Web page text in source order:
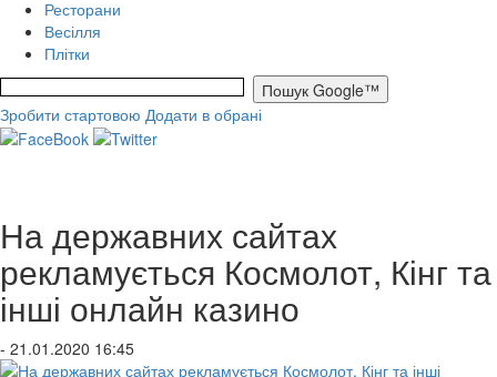
Ресторани
Весілля
Плітки
Зробити стартовою Додати в обрані
На державних сайтах
рекламується Космолот, Кінг та
інші онлайн казино
- 21.01.2020 16:45